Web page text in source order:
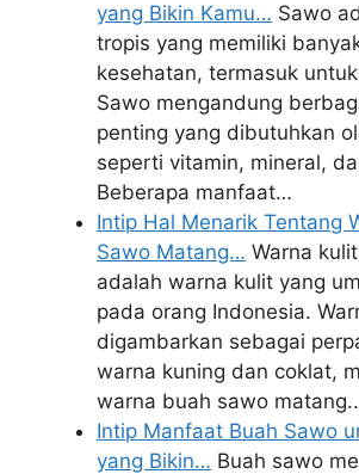
yang Bikin Kamu… Sawo
tropis yang memiliki
kesehatan, termasuk
Sawo mengandung
penting yang dibutuhkan
seperti vitamin, mineral,
Beberapa manfaat…
Intip Hal Menarik Tentang
Sawo Matang… Warna
adalah warna kulit yang
pada orang Indonesia.
digambarkan sebagai
warna kuning dan coklat,
warna buah sawo
Intip Manfaat Buah Sawo
yang Bikin… Buah sawo